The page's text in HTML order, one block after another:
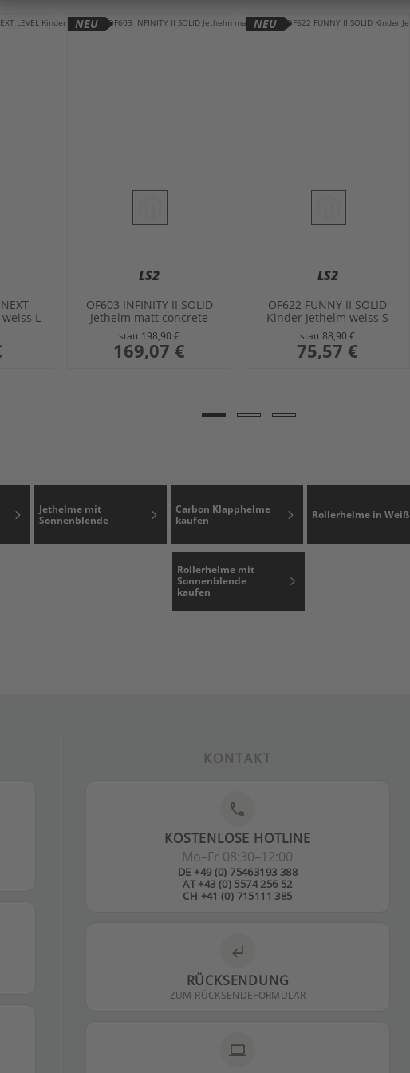
L
NEU
LS2
OF603 INFINITY II SOLID
Jethelm matt concrete
grau 3XL
statt 198,90 €
sonderangebot
169,07 €
NEU
LS2
OF622 FUNNY II SOLID
Kinder Jethelm weiss S
statt88,90 €
sonderangebot
75,57 €
Jethelme mit
Sonnenblende
Carbon Klapphelme
kaufen
Rollerhelme in Weiß
Rollerhelme mit
Sonnenblende
kaufen
KONTAKT
phone
KOSTENLOSE HOTLINE
Mo–Fr 08:30–12:00
DE +49 (0) 75463193 388
AT +43 (0) 5574 256 52
CH +41 (0) 715111 385
subdirectory_arrow_left
RÜCKSENDUNG
ZUM RÜCKSENDEFORMULAR
laptop